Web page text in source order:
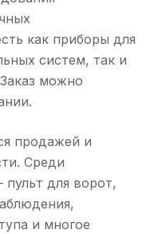
как приборы для
систем, так и
можно
продажей и
Среди
пульт для ворот,
и многое